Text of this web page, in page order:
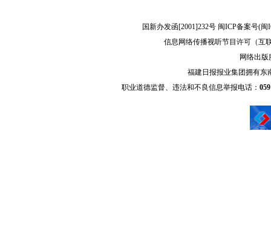
国新办发函[2001]232号 闽ICP备案号(闽
信息网络传播视听节目许可（互
网络出版
福建日报报业集团拥有东
职业道德监督、违法和不良信息举报电话：